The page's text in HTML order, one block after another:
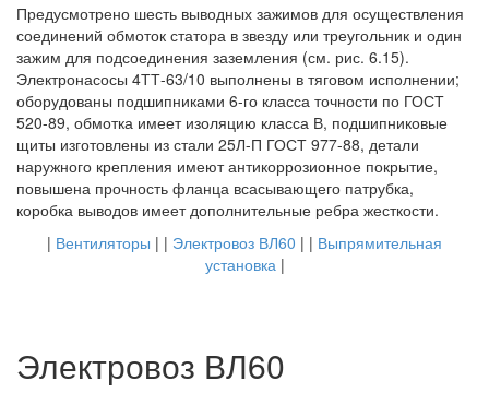
Предусмотрено шесть выводных зажимов для осуществления
соединений обмоток статора в звезду или треугольник и один
зажим для подсоединения заземления (см. рис. 6.15).
Электронасосы 4ТТ-63/10 выполнены в тяговом исполнении;
оборудованы подшипниками 6-го класса точности по ГОСТ
520-89, обмотка имеет изоляцию класса В, подшипниковые
щиты изготовлены из стали 25Л-П ГОСТ 977-88, детали
наружного крепления имеют антикоррозионное покрытие,
повышена прочность фланца всасывающего патрубка,
коробка выводов имеет дополнительные ребра жесткости.
| Вентиляторы | | Электровоз ВЛ60 | | Выпрямительная
установка|
Электровоз ВЛ60